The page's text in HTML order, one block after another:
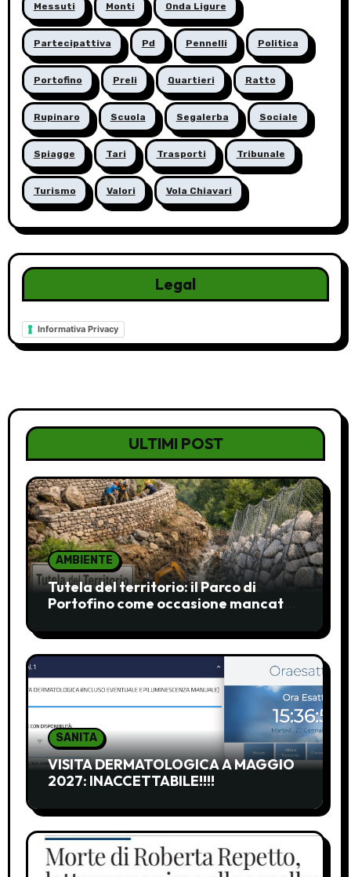
Messuti Monti Onda Ligure
Partecipattiva Pd Pennelli Politica
Portofino Preli Quartieri Ratto
Rupinaro Scuola Segalerba Sociale
Spiagge Tari Trasporti Tribunale
Turismo Valori Vola Chiavari
Legal
Informativa Privacy
ULTIMI POST
AMBIENTE
Tutela del territorio: il Parco di
Portofino come occasione mancata
SANITA
VISITA DERMATOLOGICA A MAGGIO
2027: INACCETTABILE!!!!